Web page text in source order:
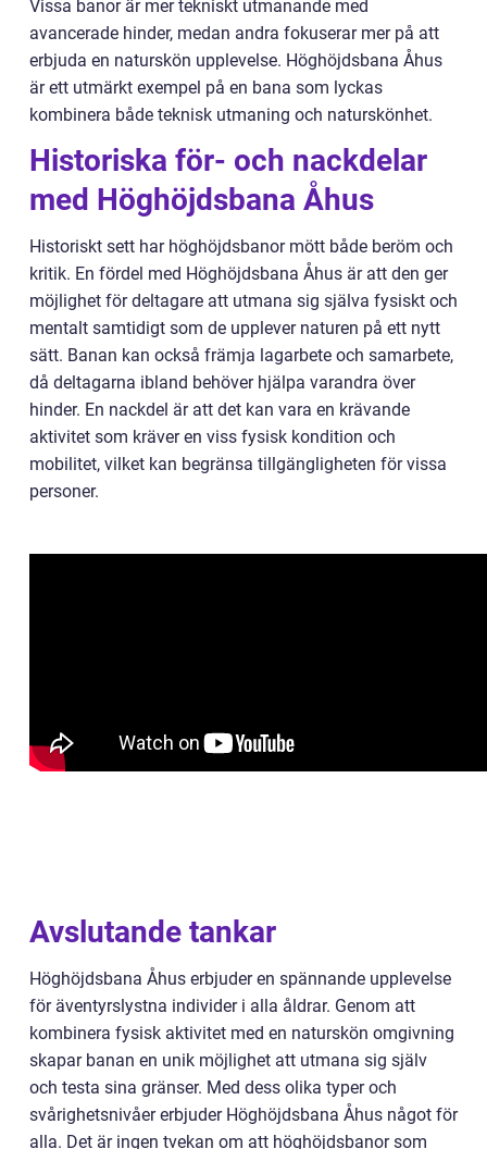
Vissa banor är mer tekniskt utmanande med
avancerade hinder, medan andra fokuserar mer på att
erbjuda en naturskön upplevelse. Höghöjdsbana Åhus
är ett utmärkt exempel på en bana som lyckas
kombinera både teknisk utmaning och naturskönhet.
Historiska för- och nackdelar
med Höghöjdsbana Åhus
Historiskt sett har höghöjdsbanor mött både beröm och
kritik. En fördel med Höghöjdsbana Åhus är att den ger
möjlighet för deltagare att utmana sig själva fysiskt och
mentalt samtidigt som de upplever naturen på ett nytt
sätt. Banan kan också främja lagarbete och samarbete,
då deltagarna ibland behöver hjälpa varandra över
hinder. En nackdel är att det kan vara en krävande
aktivitet som kräver en viss fysisk kondition och
mobilitet, vilket kan begränsa tillgängligheten för vissa
personer.
Avslutande tankar
Höghöjdsbana Åhus erbjuder en spännande upplevelse
för äventyrslystna individer i alla åldrar. Genom att
kombinera fysisk aktivitet med en naturskön omgivning
skapar banan en unik möjlighet att utmana sig själv
och testa sina gränser. Med dess olika typer och
svårighetsnivåer erbjuder Höghöjdsbana Åhus något för
alla. Det är ingen tvekan om att höghöjdsbanor som